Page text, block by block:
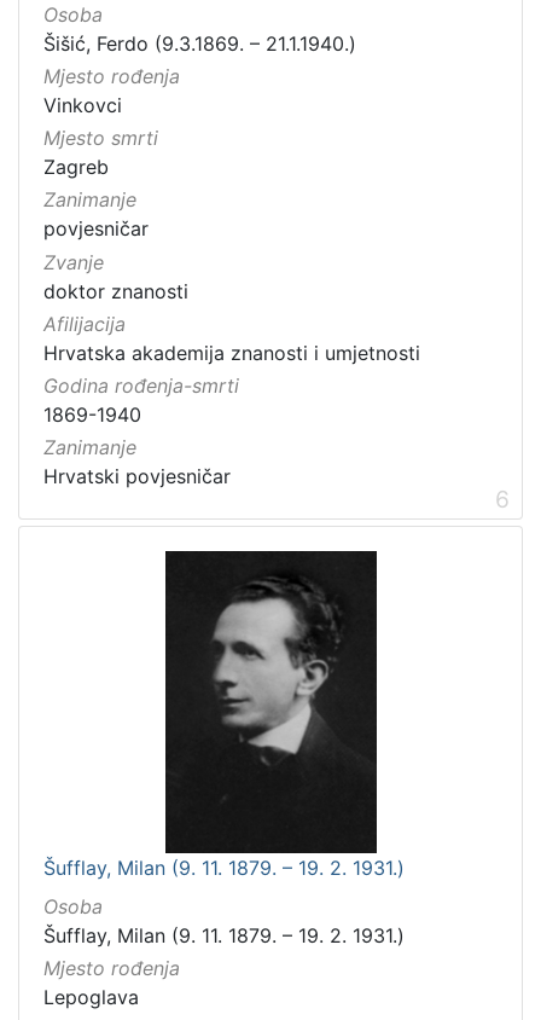
Osoba
Šišić, Ferdo (9.3.1869. – 21.1.1940.)
Mjesto rođenja
Vinkovci
Mjesto smrti
Zagreb
Zanimanje
povjesničar
Zvanje
doktor znanosti
Afilijacija
Hrvatska akademija znanosti i umjetnosti
Godina rođenja-smrti
1869-1940
Zanimanje
Hrvatski povjesničar
6
Šufflay, Milan (9. 11. 1879. – 19. 2. 1931.)
Osoba
Šufflay, Milan (9. 11. 1879. – 19. 2. 1931.)
Mjesto rođenja
Lepoglava